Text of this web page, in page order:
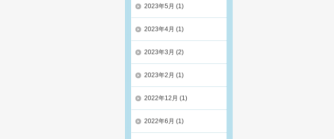
2023年5月 (1)
2023年4月 (1)
2023年3月 (2)
2023年2月 (1)
2022年12月 (1)
2022年6月 (1)